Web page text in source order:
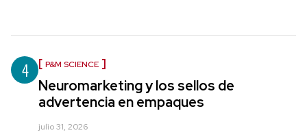
4 P&M SCIENCE
Neuromarketing y los sellos de
advertencia en empaques
julio 31, 2026